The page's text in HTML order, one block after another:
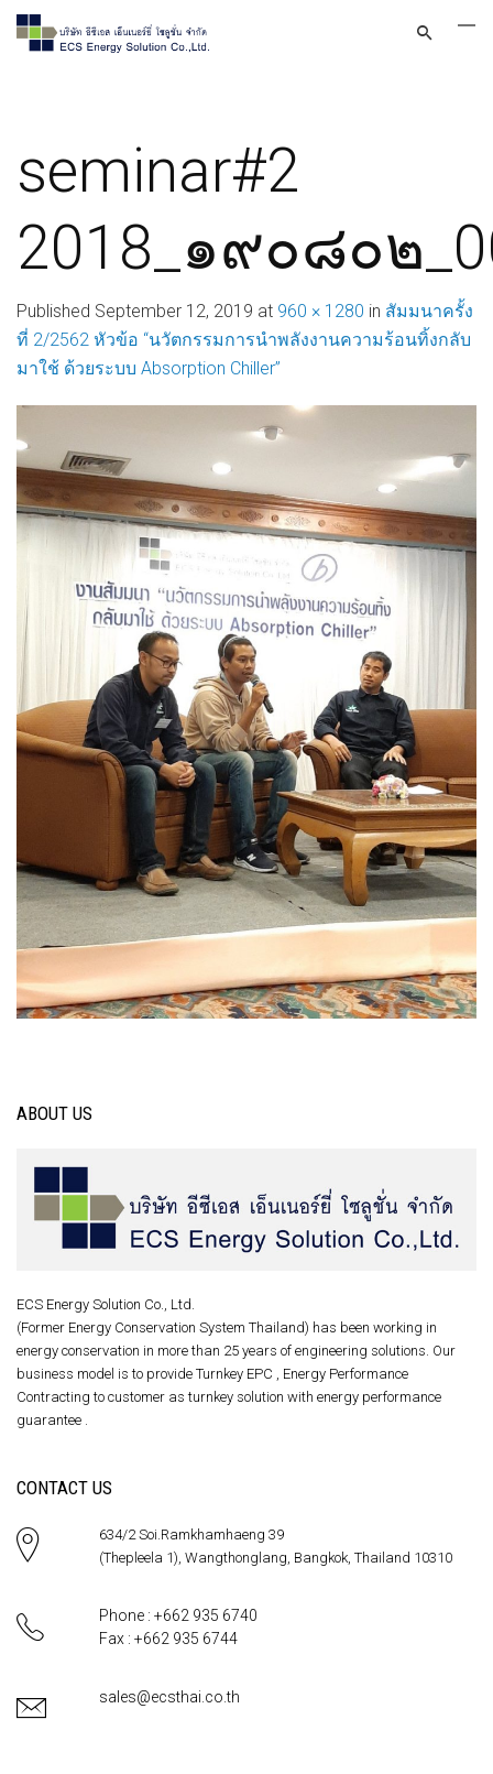
seminar#2
2018_๑๙๐๘๐๒
Published September 12, 2019 at 960 × 1280 in สัมมนาครั้ง
ที่ 2/2562 หัวข้อ “นวัตกรรมการนำพลังงานความร้อนทิ้งกลับ
มาใช้ ด้วยระบบ Absorption Chiller”
ABOUT US
ECS Energy Solution Co., Ltd.
(Former Energy Conservation System Thailand) has been working in
energy conservation in more than 25 years of engineering solutions. Our
business model is to provide Turnkey EPC , Energy Performance
Contracting to customer as turnkey solution with energy performance
guarantee .
CONTACT US
634/2 Soi.Ramkhamhaeng 39
(Thepleela 1), Wangthonglang, Bangkok, Thailand 10310
Phone : +662 935 6740
Fax : +662 935 6744
sales@ecsthai.co.th